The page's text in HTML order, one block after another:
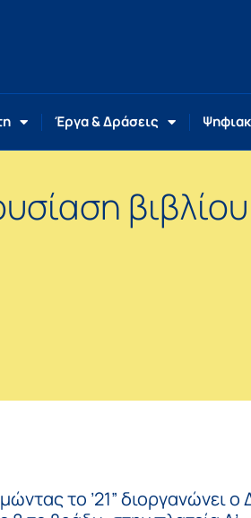
Έργα & Δράσεις
το ’21” διοργανώνει ο